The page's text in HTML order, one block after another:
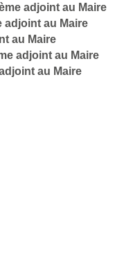
adjoint au Maire
adjoint au Maire
au Maire
adjoint au Maire
au Maire